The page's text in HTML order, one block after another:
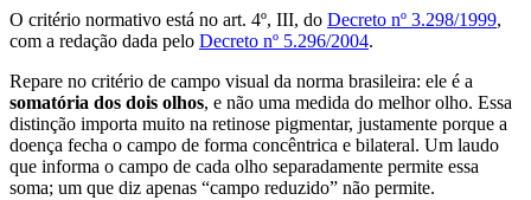
O critério normativo está no art. 4º, III, do Decreto nº 3.298/1999,
com a redação dada pelo Decreto nº 5.296/2004.
Repare no critério de campo visual da norma brasileira: ele é a
somatória dos dois olhos, e não uma medida do melhor olho. Essa
distinção importa muito na retinose pigmentar, justamente porque a
doença fecha o campo de forma concêntrica e bilateral. Um laudo
que informa o campo de cada olho separadamente permite essa
soma; um que diz apenas “campo reduzido” não permite.